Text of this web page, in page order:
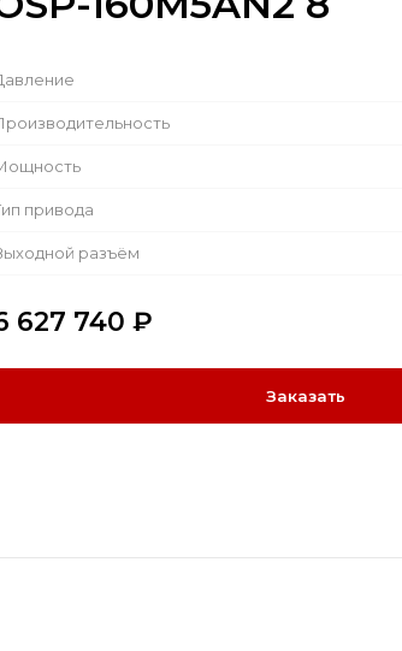
привода
разъём
627 740 ₽
Заказать